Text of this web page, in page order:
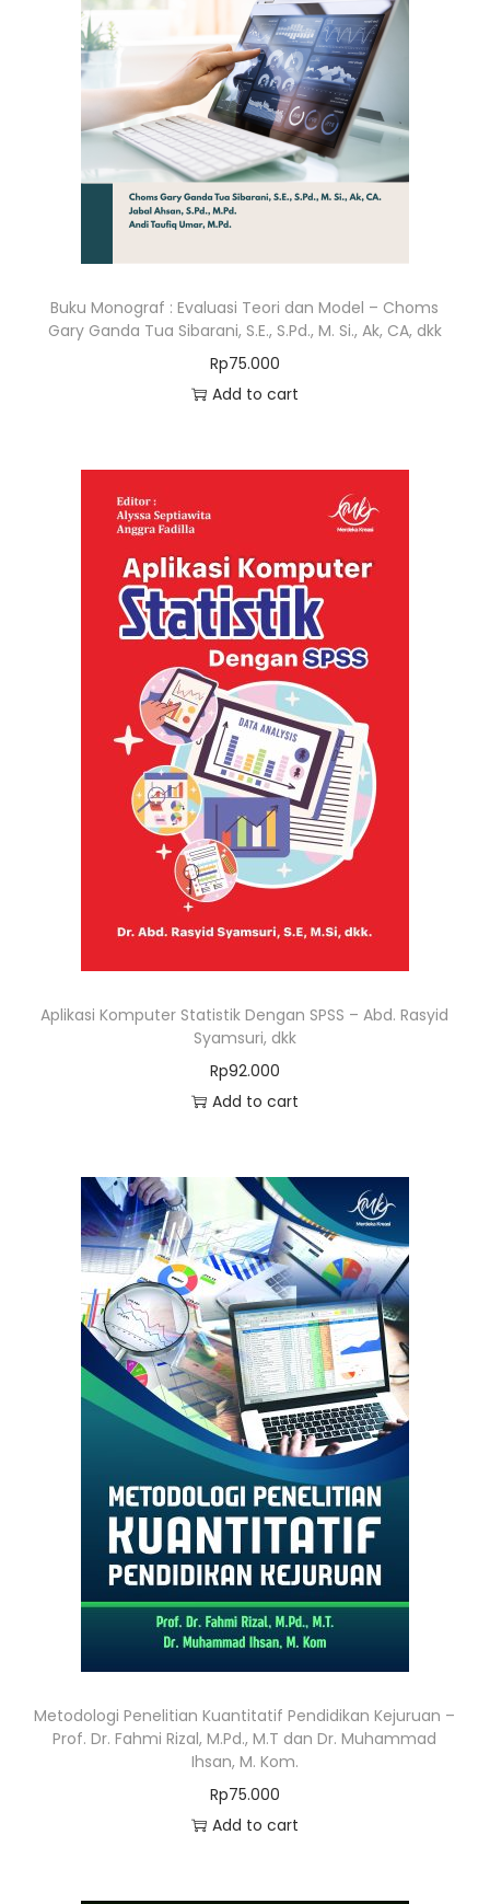
Buku Monograf : Evaluasi Teori dan Model – Choms
Gary Ganda Tua Sibarani, S.E., S.Pd., M. Si., Ak, CA, dkk
Rp75.000
Add to cart
Aplikasi Komputer Statistik Dengan SPSS – Abd. Rasyid
Syamsuri, dkk
Rp92.000
Add to cart
Metodologi Penelitian Kuantitatif Pendidikan Kejuruan –
Prof. Dr. Fahmi Rizal, M.Pd., M.T dan Dr. Muhammad
Ihsan, M. Kom.
Rp75.000
Add to cart